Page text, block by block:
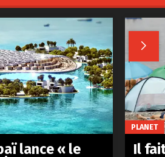

lance « le
PLANET
Il